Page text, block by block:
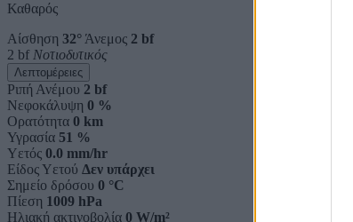
Καθαρός
Αίσθηση 32° Άνεμος 2 bf
2 bf Νοτιοδυτικός
Λεπτομέρειες
Ριπή Ανέμου 2 bf
Νεφοκάλυψη 0 %
Ορατότητα 0 km
Υγρασία 51 %
Υετός 0.0 mm/hr
Είδος Υετού Δεν υπάρχει
Σημείο δρόσου 0 °C
Πίεση 1009 hPa
Ηλιακή ακτινοβολία 0 W/m²